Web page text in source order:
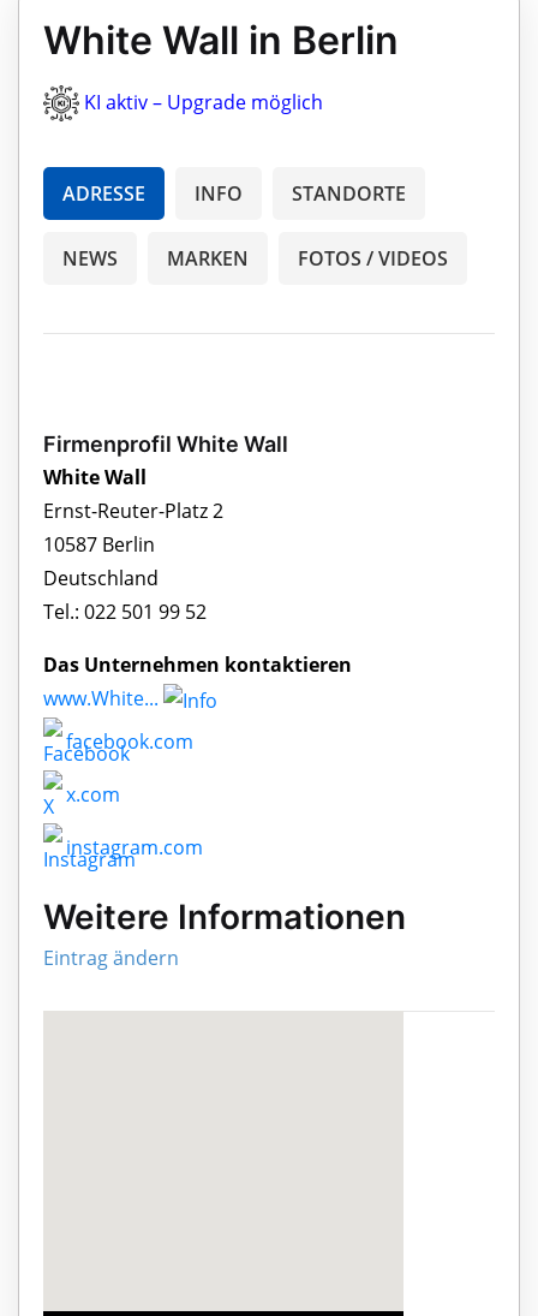
White Wall in Berlin
KI aktiv – Upgrade möglich
ADRESSE INFO STANDORTE
NEWS MARKEN FOTOS / VIDEOS
Firmenprofil White Wall
White Wall
Ernst-Reuter-Platz 2
10587 Berlin
Deutschland
Tel.: 022 501 99 52
Das Unternehmen kontaktieren
www.White...
facebook.com
x.com
instagram.com
Weitere Informationen
Eintrag ändern